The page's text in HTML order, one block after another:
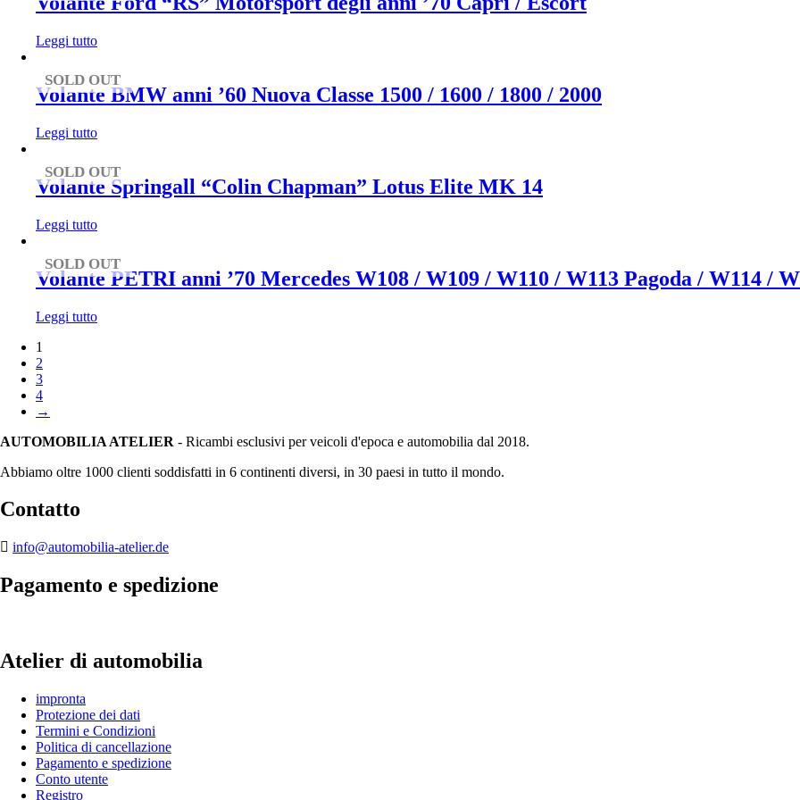
Leggi tutto
SOLD OUT
Volante BMW anni ’60 Nuova Classe 1500 / 1600 / 1800 / 2000
Leggi tutto
SOLD OUT
Volante Springall “Colin Chapman” Lotus Elite MK 14
Leggi tutto
SOLD OUT
Volante PETRI anni ’70 Mercedes W108 / W109 / W110 / W113 Pagoda / W114 /
Leggi tutto
1
2
3
4
→
AUTOMOBILIA ATELIER - Ricambi esclusivi per veicoli d'epoca e automobilia dal 2018.
Abbiamo oltre 1000 clienti soddisfatti in 6 continenti diversi, in 30 paesi in tutto il mondo.
Contatto
info@automobilia-atelier.de
Pagamento e spedizione
Atelier di automobilia
impronta
Protezione dei dati
Termini e Condizioni
Politica di cancellazione
Pagamento e spedizione
Conto utente
Registro